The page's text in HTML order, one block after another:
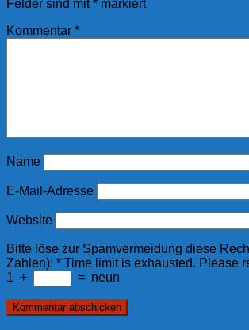
Felder sind mit* markiert
Kommentar *
Name
E-Mail-Adresse
Website
Bitte löse zur Spamvermeidung diese
Zahlen): * Time limit is exhausted. Please
1 + = neun